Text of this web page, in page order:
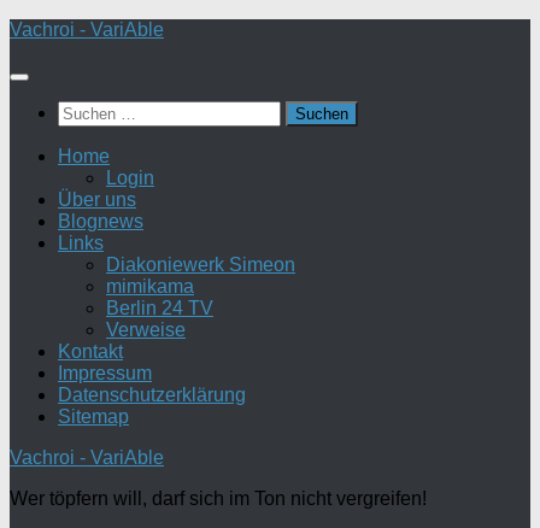
Zum
springen
Vachroi - VariAble
Suchen
nach:
Home
Login
Über uns
Blognews
Links
Diakoniewerk Simeon
mimikama
Berlin 24 TV
Verweise
Kontakt
Impressum
Datenschutzerklärung
Sitemap
Vachroi - VariAble
Wer töpfern will, darf sich im Ton nicht vergreifen!